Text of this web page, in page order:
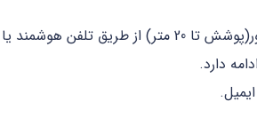
خود کنترل کنید.
دارد.